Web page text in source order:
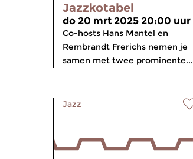
Jazzkotabel
do 20 mrt 2025 20:00 uur
Co-hosts Hans Mantel en
Rembrandt Frerichs nemen je
samen met twee prominente...
Jazz